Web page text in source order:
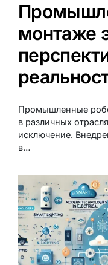
монтаже
Промышленные
в различных
исключение.
в…